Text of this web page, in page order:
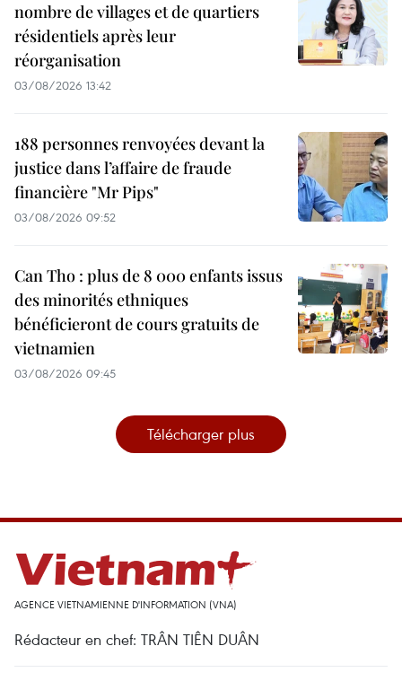
nombre de villages et de quartiers
résidentiels après leur
réorganisation
03/08/2026 13:42
188 personnes renvoyées devant la
justice dans l’affaire de fraude
financière "Mr Pips"
03/08/2026 09:52
Can Tho : plus de 8 000 enfants issus
des minorités ethniques
bénéficieront de cours gratuits de
vietnamien
03/08/2026 09:45
Télécharger plus
AGENCE VIETNAMIENNE D'INFORMATION (VNA)
Rédacteur en chef: TRÂN TIÊN DUÂN